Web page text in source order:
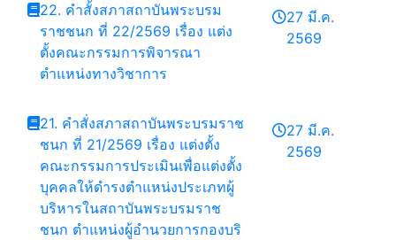
22. คำสั้งสภาสถาบันพระบรม
ราชชนก ที่ 22/2569 เรื่อง แต่ง
ตั้งคณะกรรมการพิจารณา
ตำแหน่งทางวิชาการ
27 มี.ค.
2569
21. คำสั่งสภาสถาบันพระบรมราช
ชนก ที่ 21/2569 เรื่อง แต่งตั้ง
คณะกรรมการประเมินเพื่อแต่งตั้ง
บุคคลให้ดำรงตำแหน่งประเภทผู้
บริหารในสถาบันพระบรมราช
ชนก ตำแหน่งผู้อำนวยการกองบริ
27 มี.ค.
2569